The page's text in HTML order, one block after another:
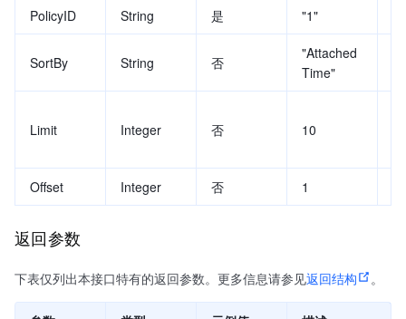
PolicyID String 是 "1"
SortBy String 否
"Attached
Time"
Limit Integer 否 10
Offset Integer 否 1
返回参数
下表仅列出本接口特有的返回参数。更多信息请参见返回结构 。